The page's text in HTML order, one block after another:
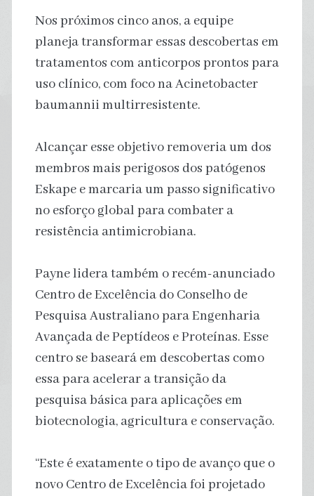
Nos próximos cinco anos, a equipe
planeja transformar essas descobertas em
tratamentos com anticorpos prontos para
uso clínico, com foco na Acinetobacter
baumannii multirresistente.
Alcançar esse objetivo removeria um dos
membros mais perigosos dos patógenos
Eskape e marcaria um passo significativo
no esforço global para combater a
resistência antimicrobiana.
Payne lidera também o recém-anunciado
Centro de Excelência do Conselho de
Pesquisa Australiano para Engenharia
Avançada de Peptídeos e Proteínas. Esse
centro se baseará em descobertas como
essa para acelerar a transição da
pesquisa básica para aplicações em
biotecnologia, agricultura e conservação.
“Este é exatamente o tipo de avanço que o
novo Centro de Excelência foi projetado